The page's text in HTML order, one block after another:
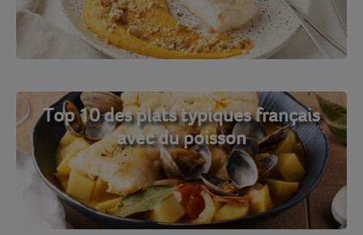
Top 10 des plats typiques français
avec du poisson